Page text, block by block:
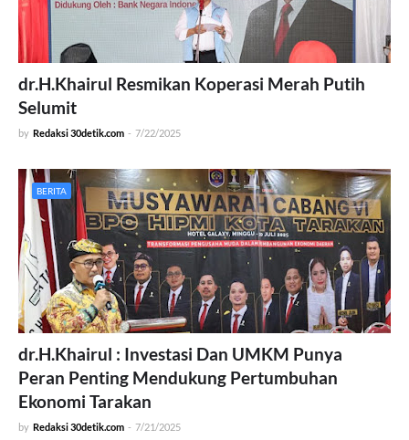
dr.H.Khairul Resmikan Koperasi Merah Putih
Selumit
by Redaksi 30detik.com - 7/22/2025
BERITA
dr.H.Khairul : Investasi Dan UMKM Punya
Peran Penting Mendukung Pertumbuhan
Ekonomi Tarakan
by Redaksi 30detik.com - 7/21/2025